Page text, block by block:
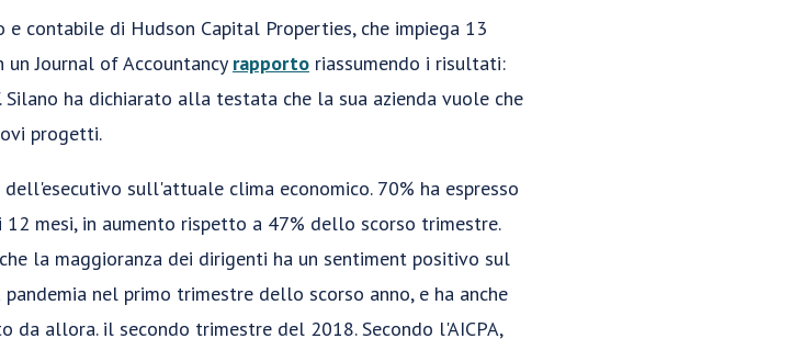
contabile di Hudson Capital Properties, che impiega 13
un Journal of Accountancy rapporto riassumendo i risultati:
ha dichiarato alla testata che la sua azienda vuole che
progetti.
sull'attuale clima economico. 70% ha espresso
mesi, in aumento rispetto a 47% dello scorso trimestre.
la maggioranza dei dirigenti ha un sentiment positivo sul
nel primo trimestre dello scorso anno, e ha anche
allora. il secondo trimestre del 2018. Secondo l'AICPA,